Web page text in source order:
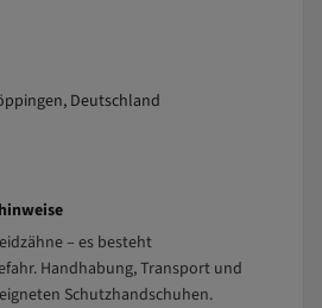
Deutschland
– es besteht
Handhabung, Transport und
Schutzhandschuhen.